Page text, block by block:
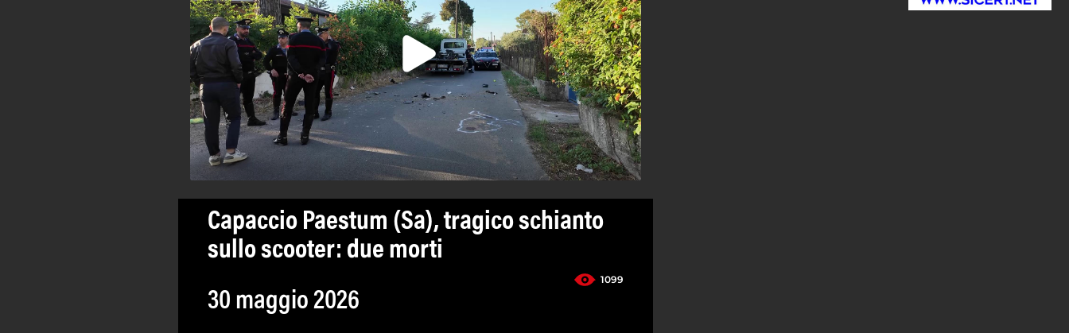
Capaccio Paestum (Sa), tragico schianto
sullo scooter: due morti
1099
30 maggio 2026